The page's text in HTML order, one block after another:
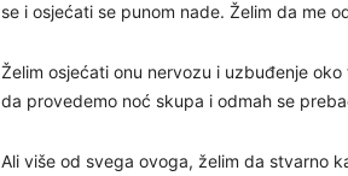
se i osjećati se punom nade. Želim da me
Želim osjećati onu nervozu i uzbuđenje
da provedemo noć skupa i odmah se
Ali više od svega ovoga, želim da stvarno